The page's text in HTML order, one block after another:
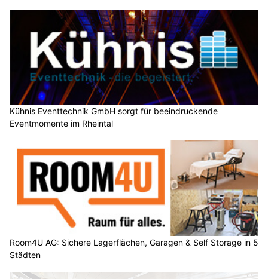
Kühnis Eventtechnik GmbH sorgt für beeindruckende
Eventmomente im Rheintal
Room4U AG: Sichere Lagerflächen, Garagen & Self Storage in 5
Städten